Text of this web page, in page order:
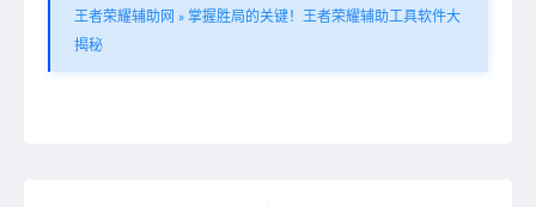
王者荣耀辅助网 » 掌握胜局的关键！王者荣耀辅助工具软件大
揭秘